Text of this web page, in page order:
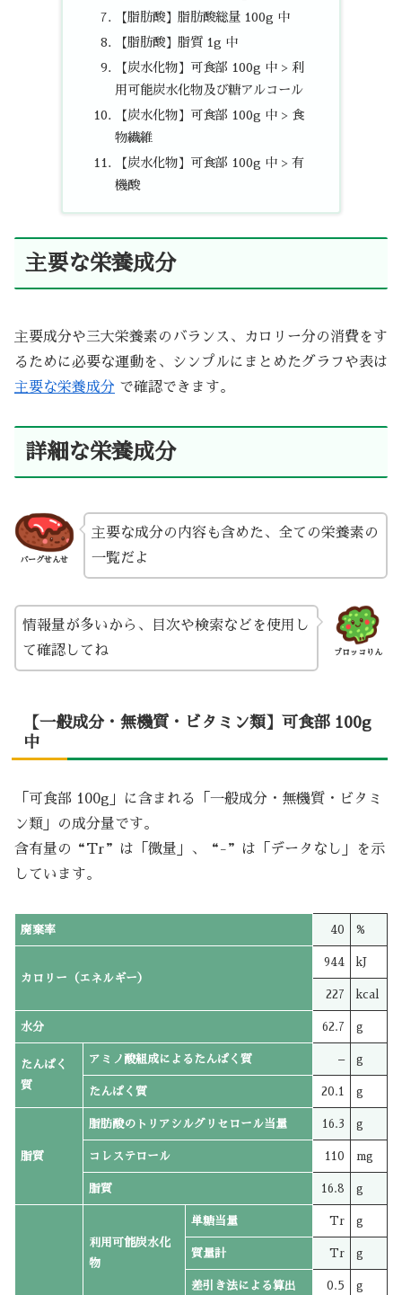
【脂肪酸】脂肪酸総量 100g 中
【脂肪酸】脂質 1g 中
【炭水化物】可食部 100g 中 > 利
用可能炭水化物及び糖アルコール
【炭水化物】可食部 100g 中 > 食
物繊維
【炭水化物】可食部 100g 中 > 有
機酸
主要な栄養成分
主要成分や三大栄養素のバランス、カロリー分の消費をす
るために必要な運動を、シンプルにまとめたグラフや表は
主要な栄養成分 で確認できます。
詳細な栄養成分
バーグせんせ
主要な成分の内容も含めた、全ての栄養素の
一覧だよ
ブロッコりん
情報量が多いから、目次や検索などを使用し
て確認してね
【一般成分・無機質・ビタミン類】可食部 100g
中
「可食部 100g」に含まれる「一般成分・無機質・ビタミ
ン類」の成分量です。
含有量の“Tr”は「微量」、“-”は「データなし」を示
しています。
廃棄率 40 %
カロリー（エネルギー）
944 kJ
227 kcal
水分 62.7 g
たんぱく
質
アミノ酸組成によるたんぱく質 – g
たんぱく質 20.1 g
脂質
脂肪酸のトリアシルグリセロール当量 16.3 g
コレステロール 110 mg
脂質 16.8 g
利用可能炭水化
物
単糖当量 Tr g
質量計 Tr g
差引き法による算出 0.5 g